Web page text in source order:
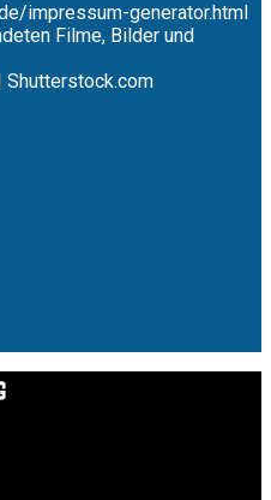
impressum-generator.html
Filme, Bilder und